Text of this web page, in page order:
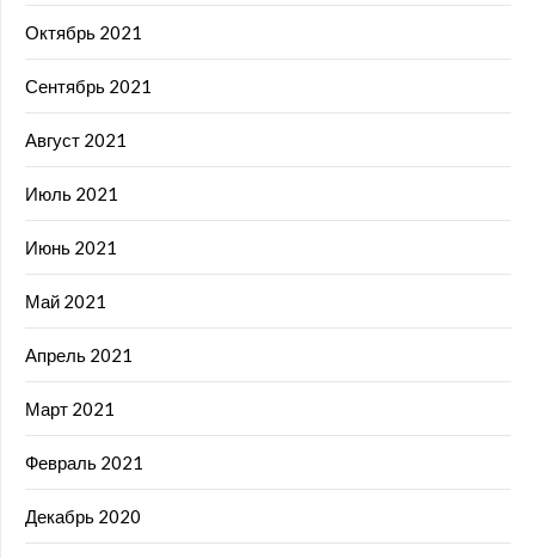
Октябрь 2021
Сентябрь 2021
Август 2021
Июль 2021
Июнь 2021
Май 2021
Апрель 2021
Март 2021
Февраль 2021
Декабрь 2020